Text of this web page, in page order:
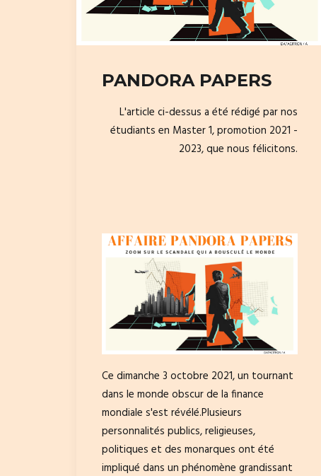
PANDORA PAPERS
L'article ci-dessus a été rédigé par nos
étudiants en Master 1, promotion 2021 -
2023, que nous félicitons.
Ce dimanche 3 octobre 2021, un tournant
dans le monde obscur de la finance
mondiale s'est révélé.Plusieurs
personnalités publics, religieuses,
politiques et des monarques ont été
impliqué dans un phénomène grandissant